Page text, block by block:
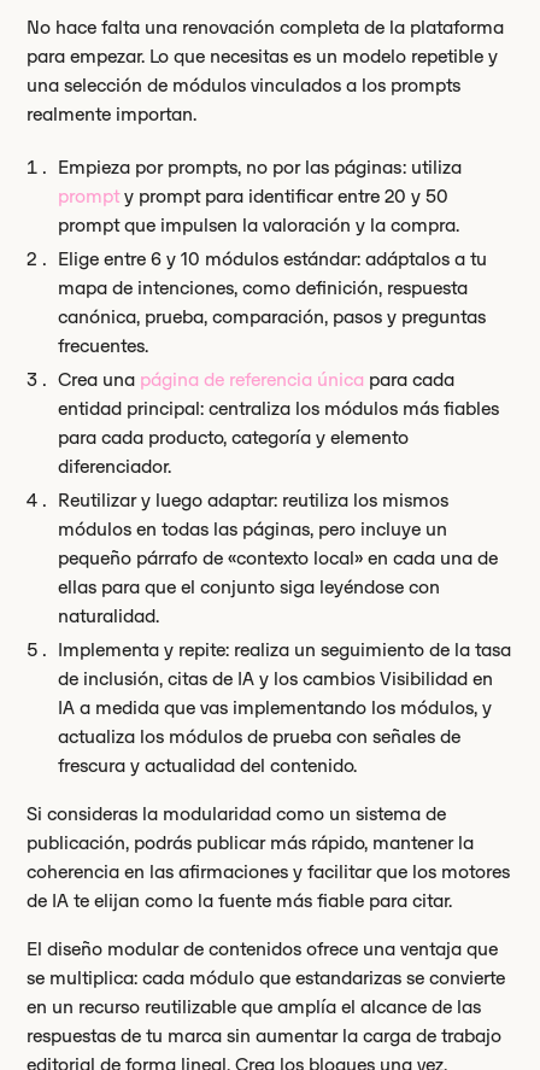
No hace falta una renovación completa de la plataforma
para empezar. Lo que necesitas es un modelo repetible y
una selección de módulos vinculados a los prompts
realmente importan.
Empieza por prompts, no por las páginas: utiliza
prompty prompt para identificar entre 20 y 50
prompt que impulsen la valoración y la compra.
Elige entre 6 y 10 módulos estándar: adáptalos a tu
mapa de intenciones, como definición, respuesta
canónica, prueba, comparación, pasos y preguntas
frecuentes.
Crea una página de referencia única para cada
entidad principal: centraliza los módulos más fiables
para cada producto, categoría y elemento
diferenciador.
Reutilizar y luego adaptar: reutiliza los mismos
módulos en todas las páginas, pero incluye un
pequeño párrafo de «contexto local» en cada una de
ellas para que el conjunto siga leyéndose con
naturalidad.
Implementa y repite: realiza un seguimiento de la tasa
de inclusión, citas de IA y los cambios Visibilidad en
IA a medida que vas implementando los módulos, y
actualiza los módulos de prueba con señales de
frescura y actualidad del contenido.
Si consideras la modularidad como un sistema de
publicación, podrás publicar más rápido, mantener la
coherencia en las afirmaciones y facilitar que los motores
de IA te elijan como la fuente más fiable para citar.
El diseño modular de contenidos ofrece una ventaja que
se multiplica: cada módulo que estandarizas se convierte
en un recurso reutilizable que amplía el alcance de las
respuestas de tu marca sin aumentar la carga de trabajo
editorial de forma lineal. Crea los bloques una vez,